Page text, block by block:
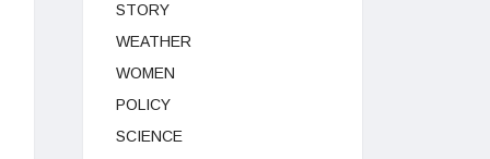
STORY
WEATHER
WOMEN
POLICY
SCIENCE